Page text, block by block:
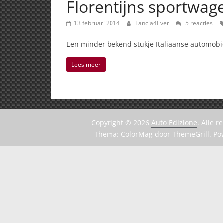
Florentijns
13 februari 2014 Lancia4Ever 5 reacties
Een minder bekend stukje Italiaanse
Lees meer
Copyright © 2026 Auto Edizione. Alle
Thema: ColorMag door ThemeGrill.